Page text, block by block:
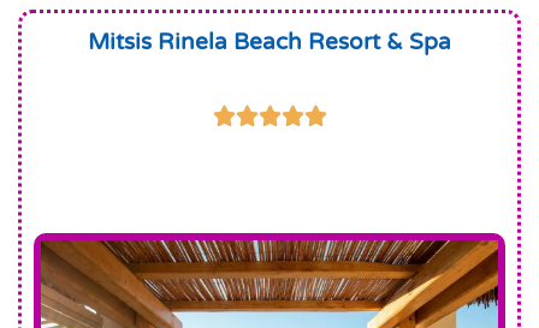
Mitsis Rinela Beach Resort & Spa




